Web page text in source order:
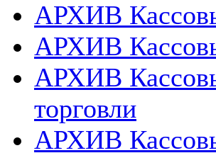
АРХИВ
АРХИВ
АРХИВ
торговли
АРХИВ